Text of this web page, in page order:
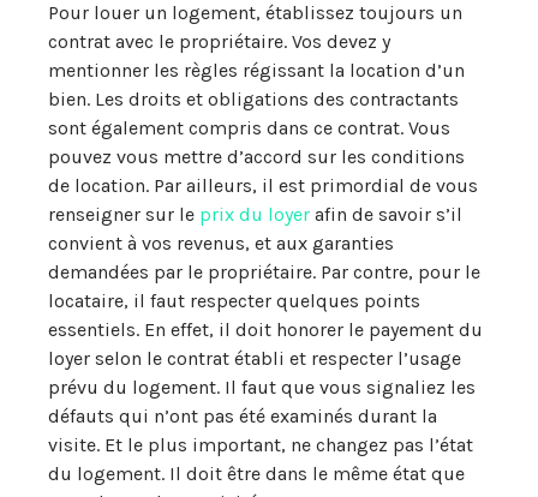
Pour louer un logement, établissez toujours un
contrat avec le propriétaire. Vos devez y
mentionner les règles régissant la location d’un
bien. Les droits et obligations des contractants
sont également compris dans ce contrat. Vous
pouvez vous mettre d’accord sur les conditions
de location. Par ailleurs, il est primordial de vous
renseigner sur le prix du loyer afin de savoir s’il
convient à vos revenus, et aux garanties
demandées par le propriétaire. Par contre, pour le
locataire, il faut respecter quelques points
essentiels. En effet, il doit honorer le payement du
loyer selon le contrat établi et respecter l’usage
prévu du logement. Il faut que vous signaliez les
défauts qui n’ont pas été examinés durant la
visite. Et le plus important, ne changez pas l’état
du logement. Il doit être dans le même état que